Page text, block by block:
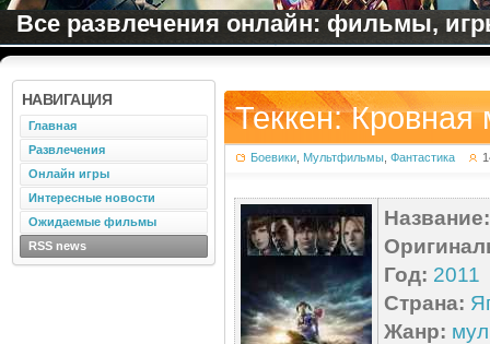
Все развлечения онлайн: фильмы,
Теккен: Кровная
Боевики Мультфильмы Фантастика
Название:
Год: 2011
Страна:
Жанр:
НАВИГАЦИЯ
Главная
Развлечения
Онлайн игры
Интересные новости
Ожидаемые фильмы
RSS news